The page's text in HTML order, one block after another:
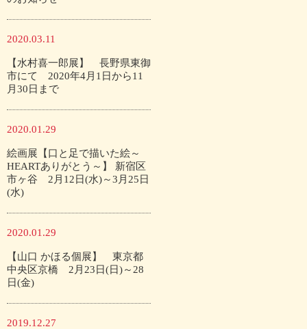
2020.03.11
【水村喜一郎展】 長野県東御
市にて 2020年4月1日から11
月30日まで
2020.01.29
絵画展【口と足で描いた絵～
HEARTありがとう～】 新宿区
市ヶ谷 2月12日(水)～3月25日
(水)
2020.01.29
【山口 かほる個展】 東京都
中央区京橋 2月23日(日)～28
日(金)
2019.12.27